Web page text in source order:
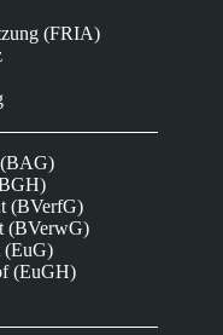
(FRIA)
(BAG)
(BVerfG)
(BVerwG)
(EuG)
(EuGH)